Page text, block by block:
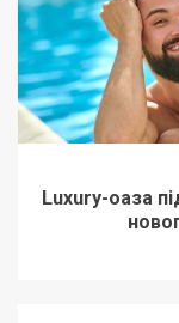
Luxury-оаза